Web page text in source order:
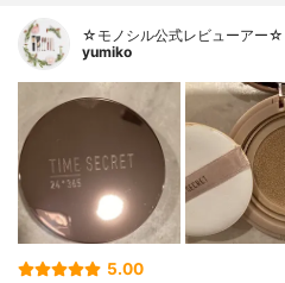
☆モノシル公式レビューアー☆
yumiko
5.00